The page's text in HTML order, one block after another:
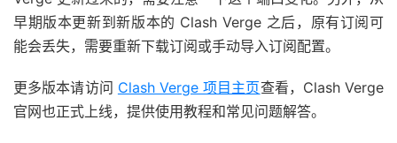
早期版本更新到新版本的 Clash Verge 之后，原有订阅可
能会丢失，需要重新下载订阅或手动导入订阅配置。
更多版本请访问 Clash Verge 项目主页查看，Clash Verge
官网也正式上线，提供使用教程和常见问题解答。